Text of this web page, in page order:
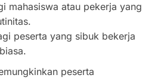
mahasiswa atau pekerja yang
peserta yang sibuk bekerja
peserta